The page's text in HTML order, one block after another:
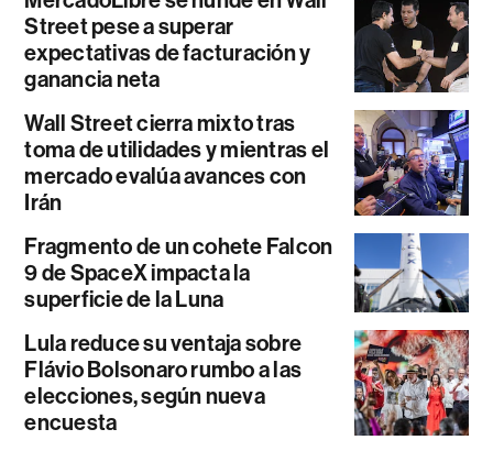
Street pese a superar
expectativas de facturación y
ganancia neta
Wall Street cierra mixto tras
toma de utilidades y mientras el
mercado evalúa avances con
Irán
Fragmento de un cohete Falcon
9 de SpaceX impacta la
superficie de la Luna
Lula reduce su ventaja sobre
Flávio Bolsonaro rumbo a las
elecciones, según nueva
encuesta